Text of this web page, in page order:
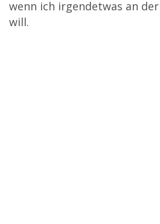
wenn ich irgendetwas an
will.